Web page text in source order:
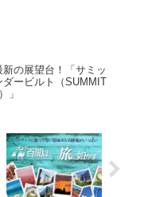
新の展望台！「サミッ
ダービルト（SUMMIT
」